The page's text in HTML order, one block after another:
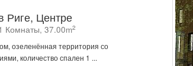
Риге, Центре
Комнаты, 37.00m2
озеленённая территория со
количество спален 1 ...